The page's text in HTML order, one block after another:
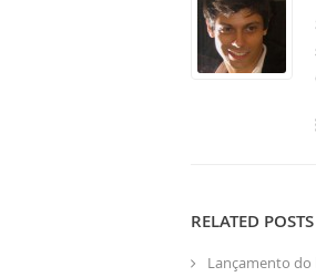
RELATED POSTS
Lançamento do